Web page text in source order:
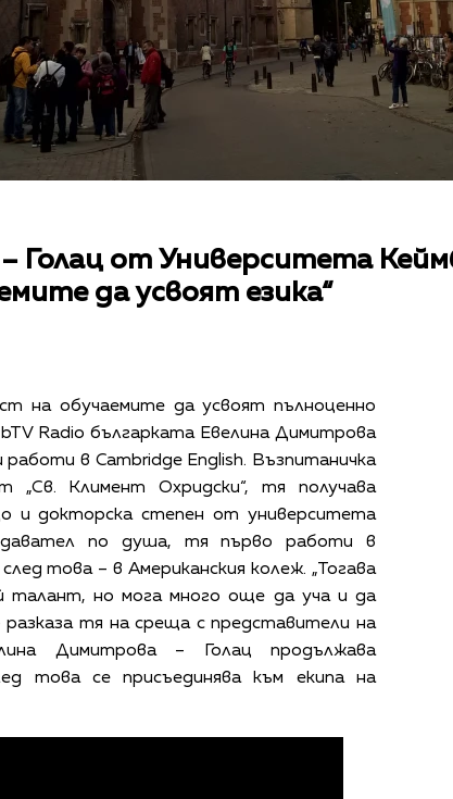
Голац от Университета
да усвоят езика“
на обучаемите да усвоят пълноценно
Radio българката Евелина Димитрова
в Cambridge English. Възпитаничка
„Св. Климент Охридски“, тя получава
и докторска степен от университета
по душа, тя първо работи в
това – в Американския колеж. „Тогава
талант, но мога много още да уча и да
тя на среща с представители на
Димитрова – Голац продължава
това се присъединява към екипа на